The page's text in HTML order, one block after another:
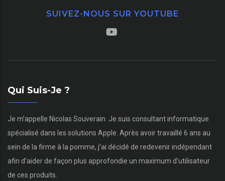
SUIVEZ-NOUS SUR YOUTUBE
Qui Suis-Je ?
Je m’appelle Nicolas Souverain. Je suis consultant informatique
spécialisé dans les solutions Apple. Après avoir travaillé 6 ans au
sein de la firme à la pomme, j’ai décidé de redevenir indépendant
afin d’aider de façon plus approfondie un maximum d’utilisateur
de ces produits.